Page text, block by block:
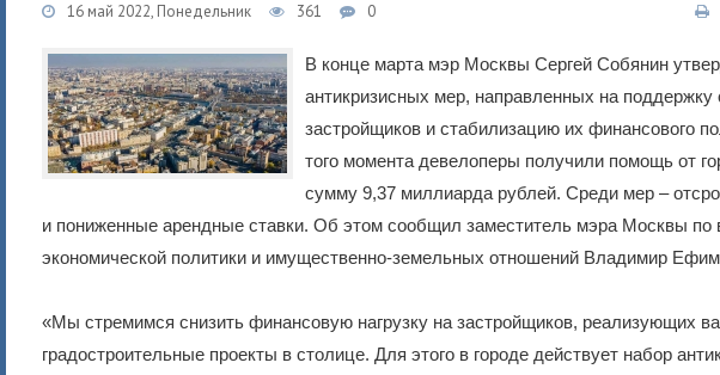
16 май 2022, Понедельник 361 0
В конце марта мэр Москвы Сергей Собянин
антикризисных мер, направленных на поддержку
застройщиков и стабилизацию их финансового
того момента девелоперы получили помощь от
сумму 9,37 миллиарда рублей. Среди мер –
и пониженные арендные ставки. Об этом сообщил заместитель мэра Москвы по
экономической политики и имущественно-земельных отношений Владимир
«Мы стремимся снизить финансовую нагрузку на застройщиков, реализующих
градостроительные проекты в столице. Для этого в городе действует набор